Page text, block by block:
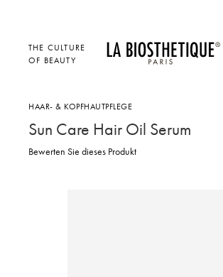
THE CULTURE
OF BEAUTY
HAAR- & KOPFHAUTPFLEGE
Sun Care Hair Oil Serum
Bewerten Sie dieses Produkt